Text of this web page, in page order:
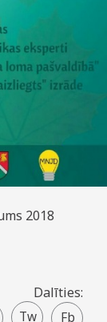
Dalīties:
Facebook
Twitter
2018